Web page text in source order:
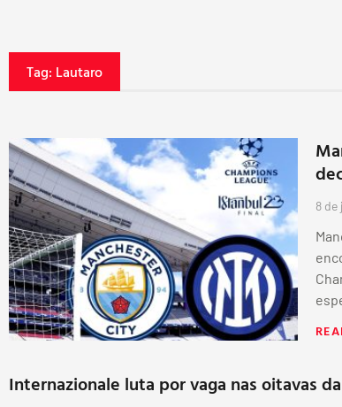
Tag: Lautaro
8 de
Internazionale luta por vaga nas oitavas